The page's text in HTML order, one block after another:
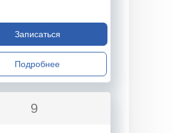
Записаться
Подробнее
9